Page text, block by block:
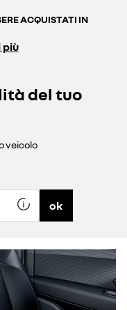
ACQUISTATI IN
più
del tuo
veicolo
ok